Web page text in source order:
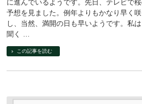
に進んでいるようです。先日、テレビで
予想を見ました。例年よりもかなり早く
し、当然、満開の日も早いようです。私
聞く …
この記事を読む